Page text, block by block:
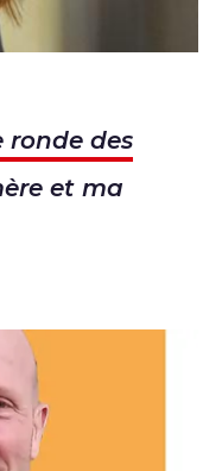
ronde des
et ma